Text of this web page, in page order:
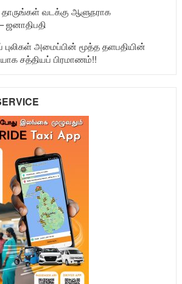
வடக்கு ஆளுநராக
ஜனாதிபதி
புலிகள் அமைப்பின் மூத்த தளபதியின்
சத்தியப் பிரமாணம்!!